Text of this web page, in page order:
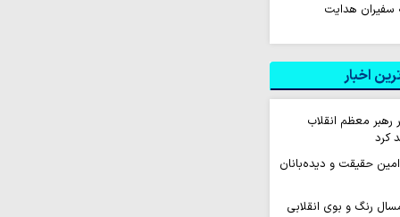
سفیران هدایت
اخبار
رهبر معظم انقلاب
کرد
امین حقیقت و دیده‌بانان
رنگ و بوی انقلابی